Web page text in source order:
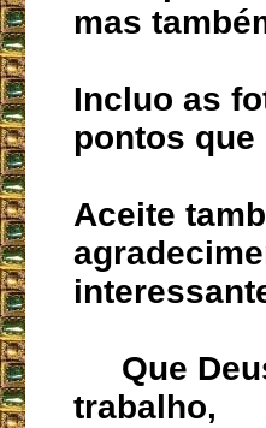
mas
Incluo as
pontos
Aceite
Que
trabalho,